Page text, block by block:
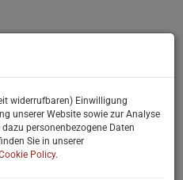
widerrufbaren) Einwilligung
unserer Website sowie zur Analyse
personenbezogene Daten
Sie in unserer
Policy.